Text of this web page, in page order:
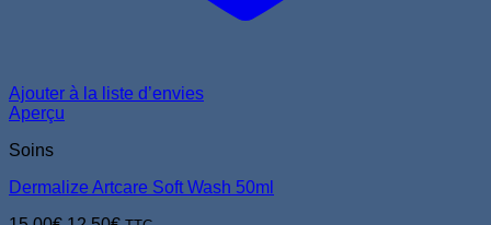
Ajouter à la liste d’envies
Aperçu
Soins
Dermalize Artcare Soft Wash 50ml